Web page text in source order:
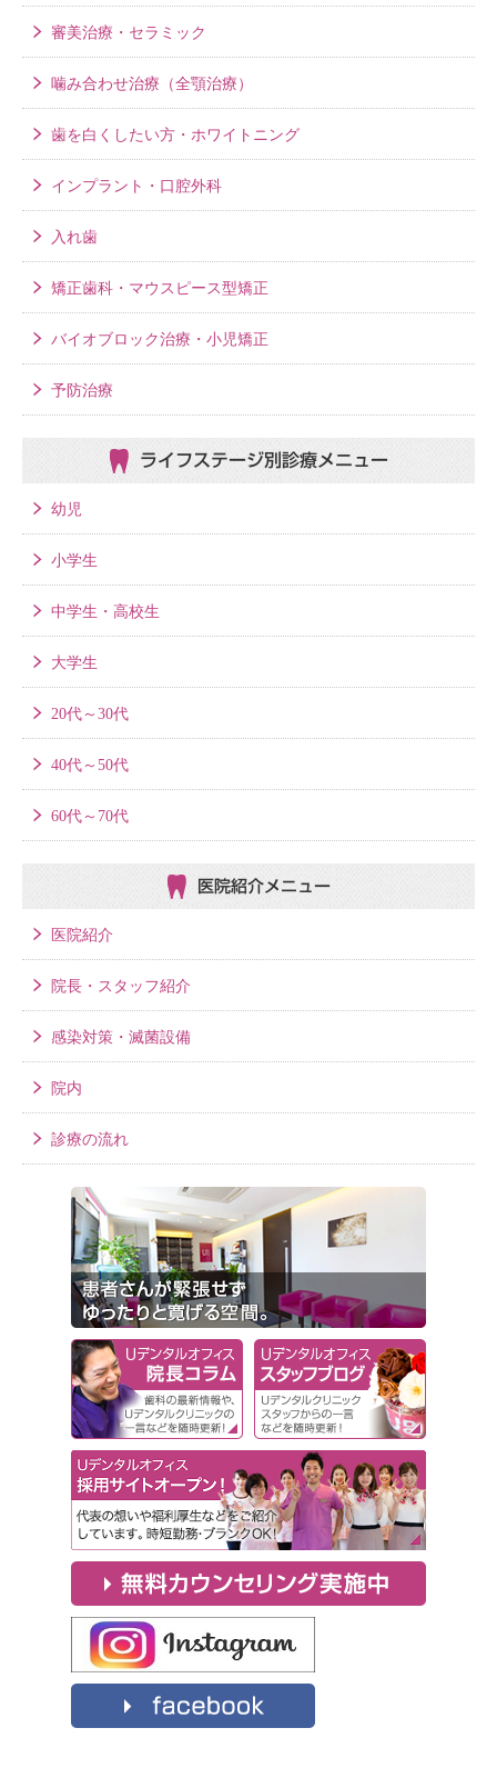
審美治療・セラミック
噛み合わせ治療（全顎治療）
歯を白くしたい方・ホワイトニング
インプラント・口腔外科
入れ歯
矯正歯科・マウスピース型矯正
バイオブロック治療・小児矯正
予防治療
ライフステージ別 診療メニュー
幼児
小学生
中学生・高校生
大学生
20代～30代
40代～50代
60代～70代
医院紹介メニュー
医院紹介
院長・スタッフ紹介
感染対策・滅菌設備
院内
診療の流れ